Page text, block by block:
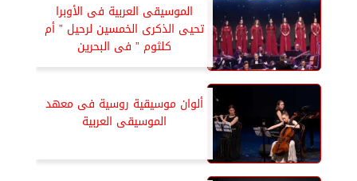
الموسيقى العربية فى الأوبرا
تحيى الذكرى الخمسين لرحيل ” أم
كلثوم ” فى البحرين
ألوان موسيقية روسية فى معهد
الموسيقى العربية